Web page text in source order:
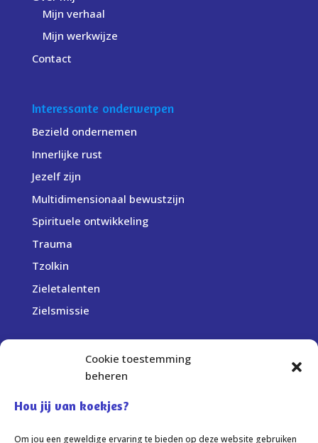
Cookie toestemming
beheren
Hou jij van koekjes?
Om jou een geweldige ervaring te bieden op deze website gebruiken
Mijn verhaal
Mijn werkwijze
Contact
Interessante onderwerpen
Bezield ondernemen
Innerlijke rust
Jezelf zijn
Multidimensionaal bewustzijn
Spirituele ontwikkeling
Trauma
Tzolkin
Zieletalenten
Zielsmissie
Bedrijfsgegevens:
Centrum Sprankel
Elst (Gelderland)